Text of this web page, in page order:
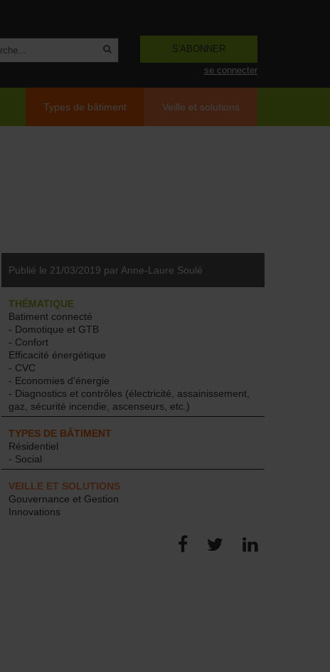
S'ABONNER
se connecter
Types de bâtiment Veille et solutions
Publié le 21/03/2019 par Anne-Laure Soulé
THÉMATIQUE
Batiment connecté
- Domotique et GTB
- Confort
Efficacité énergétique
- CVC
- Economies d'énergie
- Diagnostics et contrôles (électricité, assainissement,
gaz, sécurité incendie, ascenseurs, etc.)
TYPES DE BÂTIMENT
Résidentiel
- Social
VEILLE ET SOLUTIONS
Gouvernance et Gestion
Innovations